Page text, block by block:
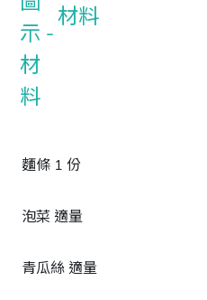
材料
麵條 1 份
泡菜 適量
青瓜絲 適量